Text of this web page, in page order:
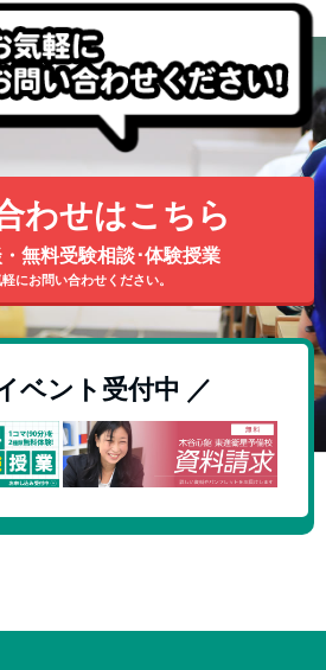
わせはこちら
無料受験相談･体験授業
にお問い合わせください。
ベント受付中 ／